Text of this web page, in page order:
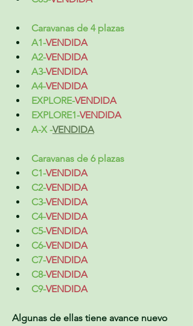
Caravanas de 4 plazas
A1-VENDIDA
A2-VENDIDA
A3-VENDIDA
A4-VENDIDA
EXPLORE-VENDIDA
EXPLORE1-VENDIDA
A-X -VENDIDA
Caravanas de 6 plazas
C1-VENDIDA
C2-VENDIDA
C3-VENDIDA
C4-VENDIDA
C5-VENDIDA
C6-VENDIDA
C7-VENDIDA
C8-VENDIDA
C9-VENDIDA
Algunas de ellas tiene avance nuevo